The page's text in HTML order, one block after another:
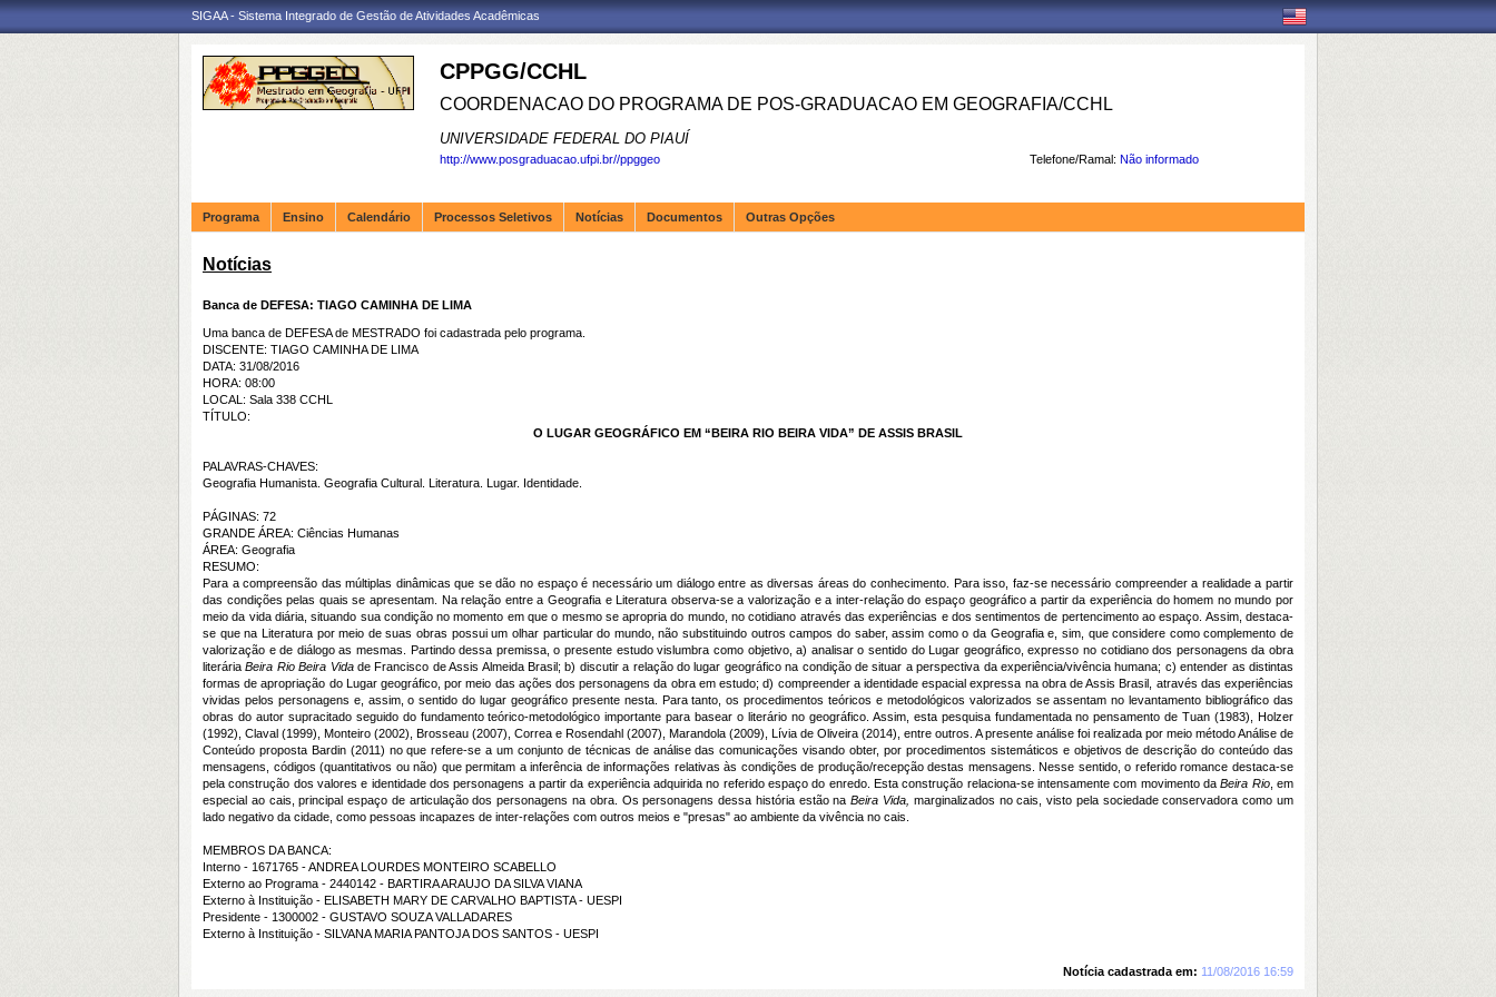
SIGAA - Sistema Integrado de Gestão de Atividades Acadêmicas
CPPGG/CCHL
COORDENACAO DO PROGRAMA DE POS-GRADUACAO EM GEOGRAFIA/CCHL
UNIVERSIDADE FEDERAL DO PIAUÍ
Telefone/Ramal: Não informado
http://www.posgraduacao.ufpi.br//ppggeo
Programa Ensino Calendário Processos Seletivos Notícias Documentos Outras Opções
Notícias
Banca de DEFESA: TIAGO CAMINHA DE LIMA
Uma banca de DEFESA de MESTRADO foi cadastrada pelo programa.
DISCENTE: TIAGO CAMINHA DE LIMA
DATA: 31/08/2016
HORA: 08:00
LOCAL: Sala 338 CCHL
TÍTULO:
O LUGAR GEOGRÁFICO EM “BEIRA RIO BEIRA VIDA” DE ASSIS BRASIL
PALAVRAS-CHAVES:
Geografia Humanista. Geografia Cultural. Literatura. Lugar. Identidade.
PÁGINAS: 72
GRANDE ÁREA: Ciências Humanas
ÁREA: Geografia
RESUMO:
Para a compreensão das múltiplas dinâmicas que se dão no espaço é necessário um diálogo entre as diversas áreas do conhecimento. Para isso, faz-se necessário compreender a realidade a partir
das condições pelas quais se apresentam. Na relação entre a Geografia e Literatura observa-se a valorização e a inter-relação do espaço geográfico a partir da experiência do homem no mundo por
meio da vida diária, situando sua condição no momento em que o mesmo se apropria do mundo, no cotidiano através das experiências e dos sentimentos de pertencimento ao espaço. Assim, destaca-
se que na Literatura por meio de suas obras possui um olhar particular do mundo, não substituindo outros campos do saber, assim como o da Geografia e, sim, que considere como complemento de
valorização e de diálogo as mesmas. Partindo dessa premissa, o presente estudo vislumbra como objetivo, a) analisar o sentido do Lugar geográfico, expresso no cotidiano dos personagens da obra
literáriaBeira Rio Beira Vidade Francisco de Assis Almeida Brasil; b) discutir a relação do lugar geográfico na condição de situar a perspectiva da experiência/vivência humana; c) entender as distintas
formas de apropriação do Lugar geográfico, por meio das ações dos personagens da obra em estudo; d) compreender a identidade espacial expressa na obra de Assis Brasil, através das experiências
vividas pelos personagens e, assim, o sentido do lugar geográfico presente nesta. Para tanto, os procedimentos teóricos e metodológicos valorizados se assentam no levantamento bibliográfico das
obras do autor supracitado seguido do fundamento teórico-metodológico importante para basear o literário no geográfico. Assim, esta pesquisa fundamentada no pensamento de Tuan (1983), Holzer
(1992), Claval (1999), Monteiro (2002), Brosseau (2007), Correa e Rosendahl (2007), Marandola (2009), Lívia de Oliveira (2014), entre outros. A presente análise foi realizada por meio método Análise de
Conteúdo proposta Bardin (2011) no que refere-se a um conjunto de técnicas de análise das comunicações visando obter, por procedimentos sistemáticos e objetivos de descrição do conteúdo das
mensagens, códigos (quantitativos ou não) que permitam a inferência de informações relativas às condições de produção/recepção destas mensagens. Nesse sentido, o referido romance destaca-se
pela construção dos valores e identidade dos personagens a partir da experiência adquirida no referido espaço do enredo. Esta construção relaciona-se intensamente com movimento daBeira Rio, em
especial ao cais, principal espaço de articulação dos personagens na obra. Os personagens dessa história estão naBeira Vida, marginalizados no cais, visto pela sociedade conservadora como um
lado negativo da cidade, como pessoas incapazes de inter-relações com outros meios e "presas" ao ambiente da vivência no cais.
MEMBROS DA BANCA:
Interno - 1671765 - ANDREA LOURDES MONTEIRO SCABELLO
Externo ao Programa - 2440142 - BARTIRA ARAUJO DA SILVA VIANA
Externo à Instituição - ELISABETH MARY DE CARVALHO BAPTISTA - UESPI
Presidente - 1300002 - GUSTAVO SOUZA VALLADARES
Externo à Instituição - SILVANA MARIA PANTOJA DOS SANTOS - UESPI
Notícia cadastrada em: 11/08/2016 16:59